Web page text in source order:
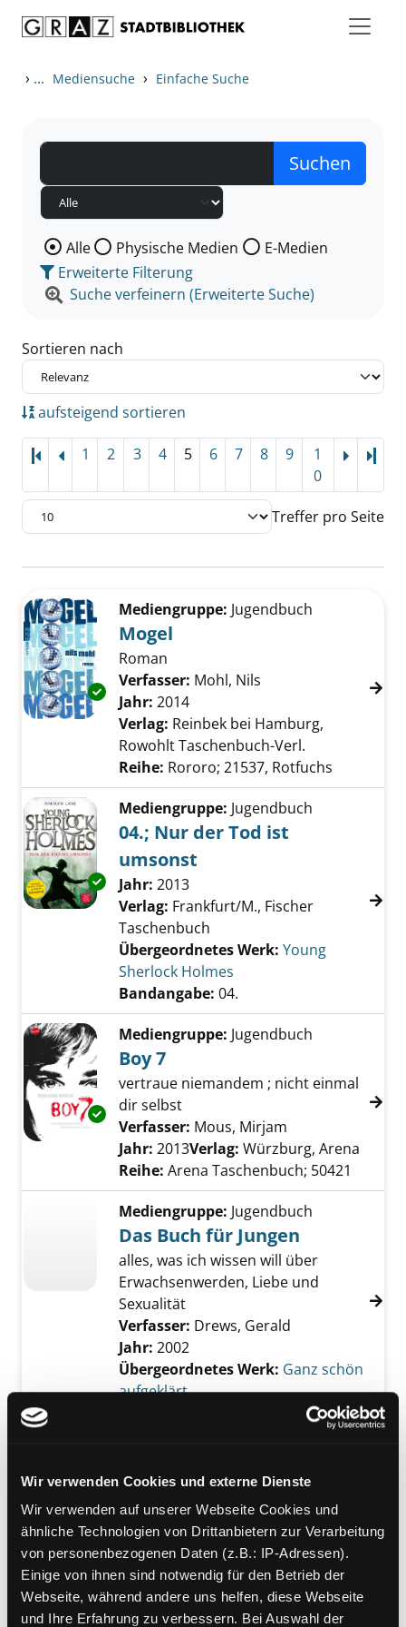
Wir verwenden Cookies und externe Dienste
Wir verwenden auf unserer Webseite Cookies und
ähnliche Technologien von Drittanbietern zur Verarbeitung
von personenbezogenen Daten (z.B.: IP-Adressen).
Einige von ihnen sind notwendig für den Betrieb der
Webseite, während andere uns helfen, diese Webseite
und Ihre Erfahrung zu verbessern. Bei Auswahl der
› ... Mediensuche › Einfache Suche
Wählen Sie die Medienart nach der Sie suchen wollen.
Alle Physische Medien
E-Medien
Erweiterte Filterung
Suche verfeinern (Erweiterte Suche)
Sortieren nach
aufsteigend sortieren
1 2 3 4 5 6 7 8 9
1
0
Treffer pro Seite
Zu den Suchfiltern springen
Exemplar-Details von Mogel anzeigen
Mediengruppe: Jugendbuch
Mogel
Roman
Verfasser: Mohl, Nils Suche nach diesem
Jahr: 2014
Verlag: Reinbek bei Hamburg,
Rowohlt Taschenbuch-Verl.
Reihe: Rororo; 21537, Rotfuchs
Exemplar-Details von 04.; Nur der Tod ist
Mediengruppe: Jugendbuch
04.; Nur der Tod ist
umsonst
Suche nach diesem Verfasser
Jahr: 2013
Verlag: Frankfurt/M., Fischer
Taschenbuch
Übergeordnetes Werk: Young
Sherlock Holmes
Bandangabe: 04.
Exemplar-Details von Boy 7 anzeigen
Mediengruppe: Jugendbuch
Boy 7
vertraue niemandem ; nicht einmal
dir selbst
Verfasser: Mous, Mirjam
Jahr: 2013Verlag: Würzburg, Arena
Reihe: Arena Taschenbuch; 50421
Mediengruppe: Jugendbuch
Das Buch für Jungen
alles, was ich wissen will über
Erwachsenwerden, Liebe und
Sexualität
Verfasser: Drews, Gerald
Jahr: 2002
Übergeordnetes Werk: Ganz schön
aufgeklärt
Suche nach diesem Verfasser
Jahr:2010Verlag:Würzburg, Arena
Übergeordnetes Werk:Medici-
Chroniken
Bandangabe: 02.
Mediengruppe: Belletristik
Der letzte Sommer der